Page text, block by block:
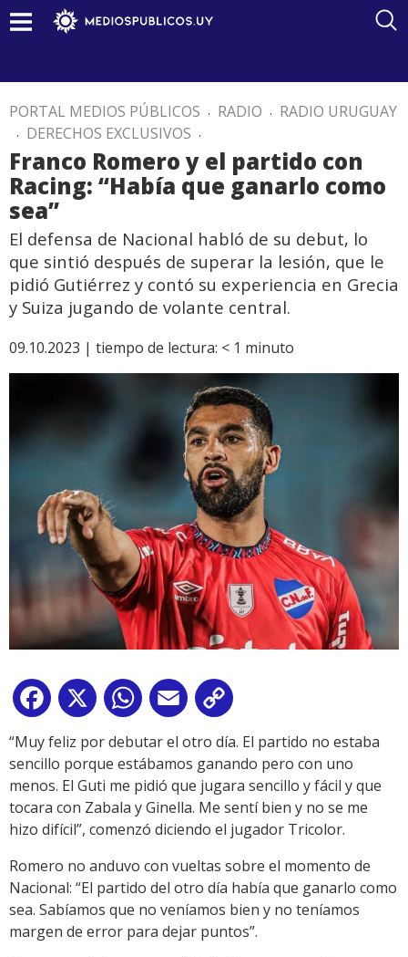
PORTAL MEDIOS PÚBLICOS . RADIO . RADIO URUGUAY
. DERECHOS EXCLUSIVOS .
Franco Romero y el partido con
Racing: “Había que ganarlo como
sea”
El defensa de Nacional habló de su debut, lo
que sintió después de superar la lesión, que le
pidió Gutiérrez y contó su experiencia en Grecia
y Suiza jugando de volante central.
09.10.2023 | tiempo de lectura: < 1 minuto
Facebook
X WhatsApp
Email
Link
“Muy feliz por debutar el otro día. El partido no estaba
sencillo porque estábamos ganando pero con uno
menos. El Guti me pidió que jugara sencillo y fácil y que
tocara con Zabala y Ginella. Me sentí bien y no se me
hizo difícil”, comenzó diciendo el jugador Tricolor.
Romero no anduvo con vueltas sobre el momento de
Nacional: “El partido del otro día había que ganarlo como
sea. Sabíamos que no veníamos bien y no teníamos
margen de error para dejar puntos”.